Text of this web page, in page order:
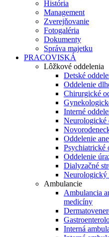
História
Management
Zverejňovanie
Fotogaléria
Dokumenty
Správa majetku
PRACOVISKÁ
Lôžkové oddelenia
Detské
Oddelenie
Chirurgické
Interné
Neurologické
Oddelenie
Psychiatrické
Oddelenie
Dialyzačné
Neurologický
Ambulancie
Ambulancia
medicíny
Interná